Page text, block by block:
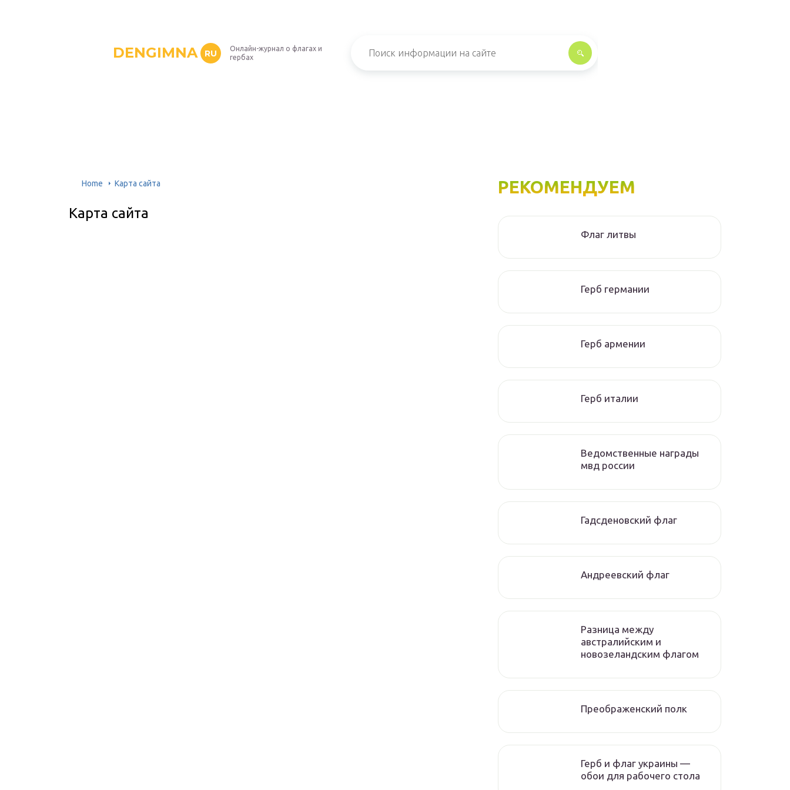
DENGIMNA RU
Онлайн-журнал о флагах и
гербах
Home Карта сайта
Карта сайта
РЕКОМЕНДУЕМ
Флаг литвы
Герб германии
Герб армении
Герб италии
Ведомственные награды
мвд россии
Гадсденовский флаг
Андреевский флаг
Разница между
австралийским и
новозеландским флагом
Преображенский полк
Герб и флаг украины —
обои для рабочего стола